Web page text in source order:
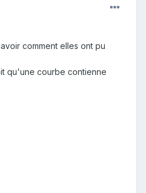
comment elles ont pu
qu'une courbe contienne